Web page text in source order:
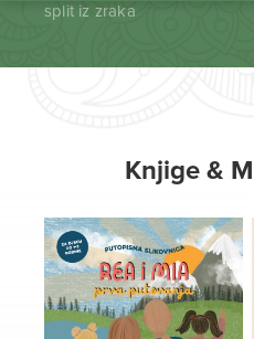
split iz zraka
Knjige &